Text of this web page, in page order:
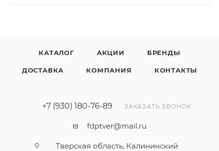
КАТАЛОГ АКЦИИ БРЕНДЫ
ДОСТАВКА КОМПАНИЯ КОНТАКТЫ
+7 (930) 180-76-89 ЗАКАЗАТЬ ЗВОНОК
fdptver@mail.ru
Тверская область, Калининский